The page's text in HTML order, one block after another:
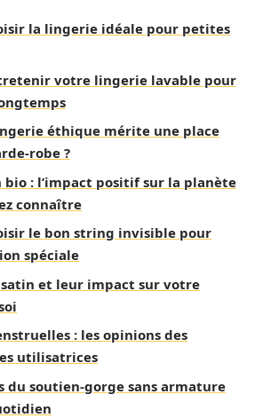
la lingerie idéale pour petites
votre lingerie lavable pour
éthique mérite une place
robe ?
: l’impact positif sur la planète
connaître
le bon string invisible pour
spéciale
satin et leur impact sur votre
: les opinions des
utilisatrices
du soutien-gorge sans armature